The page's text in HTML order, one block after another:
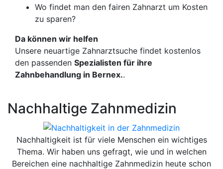
Wo findet man den fairen Zahnarzt um Kosten
zu sparen?
Da können wir helfen
Unsere neuartige Zahnarztsuche findet kostenlos
den passenden Spezialisten für ihre
Zahnbehandlung in Bernex..
Nachhaltige Zahnmedizin
Nachhaltigkeit ist für viele Menschen ein wichtiges
Thema. Wir haben uns gefragt, wie und in welchen
Bereichen eine nachhaltige Zahnmedizin heute schon